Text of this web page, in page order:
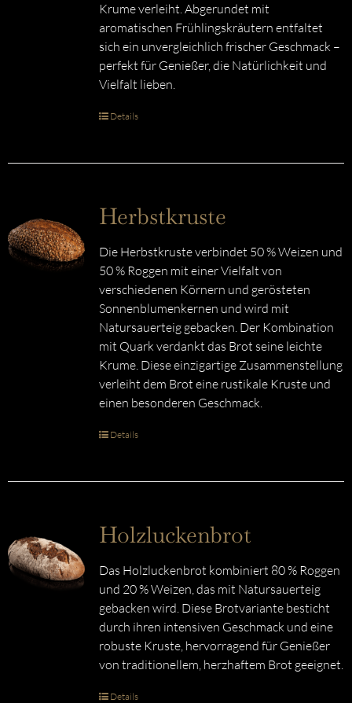
Krume verleiht. Abgerundet mit
aromatischen Frühlingskräutern entfaltet
sich ein unvergleichlich frischer Geschmack –
perfekt für Genießer, die Natürlichkeit und
Vielfalt lieben.
Details
Herbstkruste
Die Herbstkruste verbindet 50 % Weizen und
50 % Roggen mit einer Vielfalt von
verschiedenen Körnern und gerösteten
Sonnenblumenkernen und wird mit
Natursauerteig gebacken. Der Kombination
mit Quark verdankt das Brot seine leichte
Krume. Diese einzigartige Zusammenstellung
verleiht dem Brot eine rustikale Kruste und
einen besonderen Geschmack.
Details
Holzluckenbrot
Das Holzluckenbrot kombiniert 80 % Roggen
und 20 % Weizen, das mit Natursauerteig
gebacken wird. Diese Brotvariante besticht
durch ihren intensiven Geschmack und eine
robuste Kruste, hervorragend für Genießer
von traditionellem, herzhaftem Brot geeignet.
Details